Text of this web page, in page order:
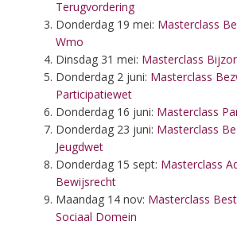
Terugvordering
Donderdag 19 mei: Masterclass
Wmo
Dinsdag 31 mei: Masterclass
Donderdag 2 juni: Masterclass
Participatiewet
Donderdag 16 juni: Masterclass
Donderdag 23 juni: Masterclass
Jeugdwet
Donderdag 15 sept: Masterclass
Bewijsrecht
Maandag 14 nov: Masterclass
Sociaal Domein